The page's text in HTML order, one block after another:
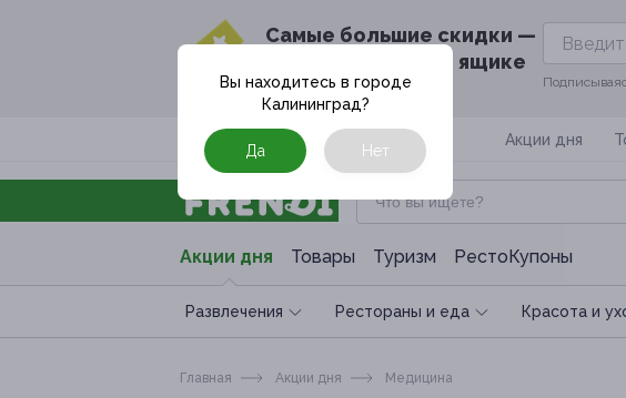
Cамые большие скидки —
в твоём почтовом ящике
Москва Акции дня
Акции дня Товары Туризм РестоКупоны
Развлечения Рестораны и еда Красота и
Вы находитесь в городе
Калининград?
Да Нет
Главная Акции дня Медицина